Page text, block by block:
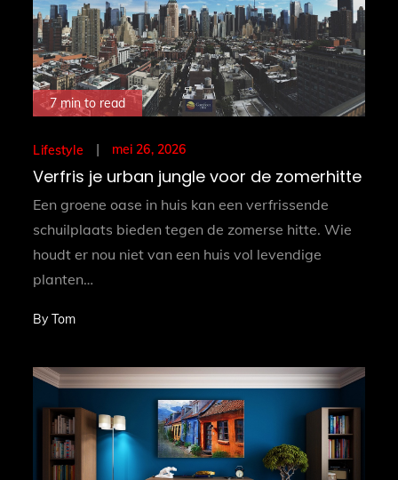
7 min to read
Lifestyle
Posted
on
mei 26, 2026
Verfris je urban jungle voor de zomerhitte
Een groene oase in huis kan een verfrissende
schuilplaats bieden tegen de zomerse hitte. Wie
houdt er nou niet van een huis vol levendige
planten…
ByTom